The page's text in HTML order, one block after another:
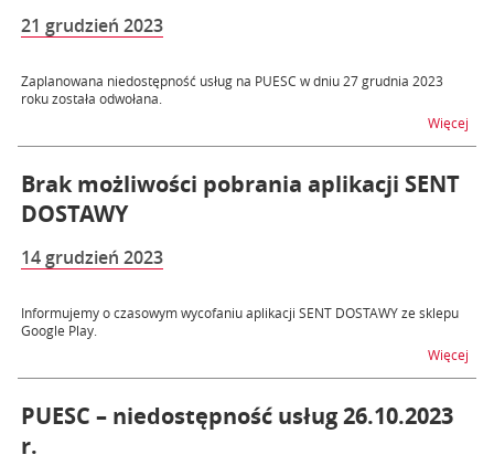
21 grudzień 2023
Zaplanowana niedostępność usług na PUESC w dniu 27 grudnia 2023
roku została odwołana.
Więcej
Brak możliwości pobrania aplikacji SENT
DOSTAWY
14 grudzień 2023
Informujemy o czasowym wycofaniu aplikacji SENT DOSTAWY ze sklepu
Google Play.
Więcej
PUESC – niedostępność usług 26.10.2023
r.